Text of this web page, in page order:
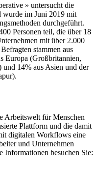
» untersucht die
wurde im Juni 2019 mit
durchgeführt.
Personen teil, die über 18
mit über 2.000
stammen aus
Europa (Großbritannien,
14% aus Asien und der
Arbeitswelt für Menschen
Plattform und die damit
digitalen Workflows eine
und Unternehmen
Informationen besuchen Sie: